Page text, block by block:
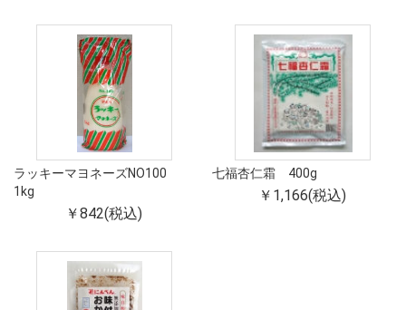
ラッキーマヨネーズNO100
1kg
￥842(税込)
七福杏仁霜 400g
￥1,166(税込)